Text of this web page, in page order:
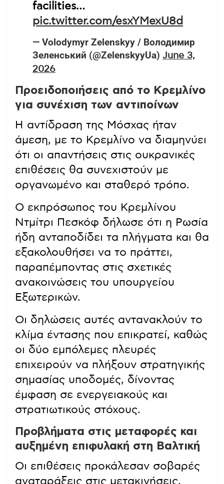
facilities…
pic.twitter.com/esxYMexU8d
— Volodymyr Zelenskyy / Володимир
Зеленський (@ZelenskyyUa) June 3,
2026
Προειδοποιήσεις από το Κρεμλίνο
για συνέχιση των αντιποίνων
Η αντίδραση της Μόσχας ήταν
άμεση, με το Κρεμλίνο να διαμηνύει
ότι οι απαντήσεις στις ουκρανικές
επιθέσεις θα συνεχιστούν με
οργανωμένο και σταθερό τρόπο.
Ο εκπρόσωπος του Κρεμλίνου
Ντμίτρι Πεσκόφ δήλωσε ότι η Ρωσία
ήδη ανταποδίδει τα πλήγματα και θα
εξακολουθήσει να το πράττει,
παραπέμποντας στις σχετικές
ανακοινώσεις του υπουργείου
Εξωτερικών.
Οι δηλώσεις αυτές αντανακλούν το
κλίμα έντασης που επικρατεί, καθώς
οι δύο εμπόλεμες πλευρές
επιχειρούν να πλήξουν στρατηγικής
σημασίας υποδομές, δίνοντας
έμφαση σε ενεργειακούς και
στρατιωτικούς στόχους.
Προβλήματα στις μεταφορές και
αυξημένη επιφυλακή στη Βαλτική
Οι επιθέσεις προκάλεσαν σοβαρές
αναταράξεις στις μετακινήσεις,